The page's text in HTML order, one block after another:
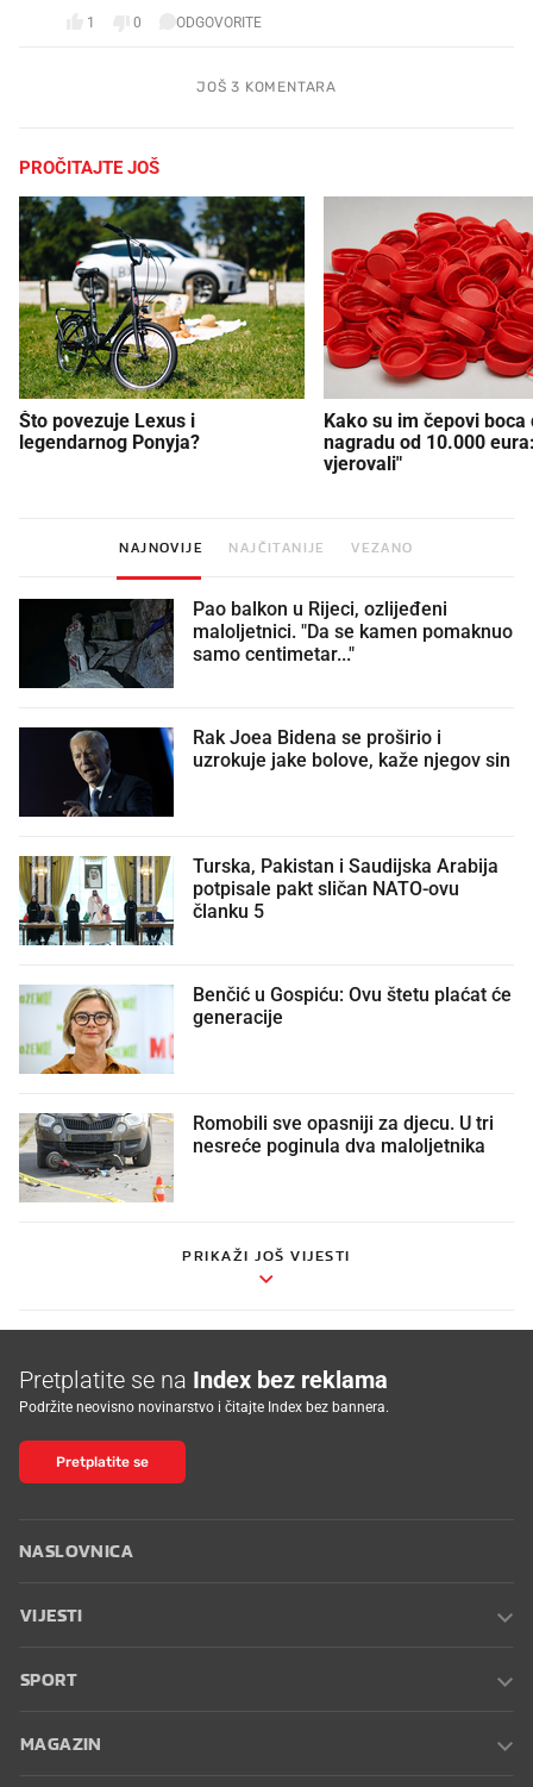
1 0 ODGOVORITE
JOŠ 3 KOMENTARA
PROČITAJTE JOŠ
Što povezuje Lexus i
legendarnog Ponyja?
Kako su im čepovi boca
nagradu od 10.000
vjerovali"
NAJNOVIJE NAJČITANIJE VEZANO
Pao balkon u Rijeci, ozlijeđeni
maloljetnici. "Da se kamen pomaknuo
samo centimetar..."
Rak Joea Bidena se proširio i
uzrokuje jake bolove, kaže njegov sin
Turska, Pakistan i Saudijska Arabija
potpisale pakt sličan NATO-ovu
članku 5
Benčić u Gospiću: Ovu štetu plaćat će
generacije
Romobili sve opasniji za djecu. U tri
nesreće poginula dva maloljetnika
PRIKAŽI JOŠ VIJESTI
Pretplatite se na Index bez reklama
Podržite neovisno novinarstvo i čitajte Index bez bannera.
Pretplatite se
NASLOVNICA
VIJESTI
SPORT
MAGAZIN